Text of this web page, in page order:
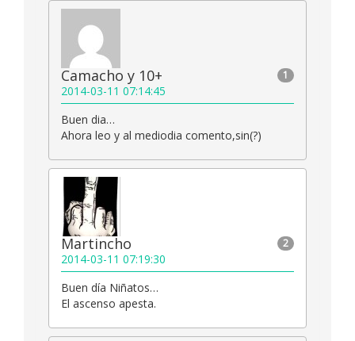
1
Camacho y 10+
2014-03-11 07:14:45
Buen dia…
Ahora leo y al mediodia comento,sin(?)
2
Martincho
2014-03-11 07:19:30
Buen día Niñatos…
El ascenso apesta.